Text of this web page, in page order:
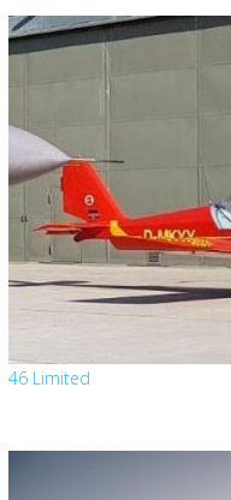
46 Limited